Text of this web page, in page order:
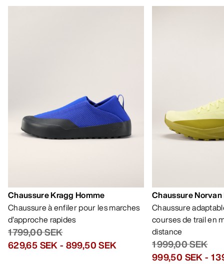
Chaussure Kragg Homme
Chaussure à enfiler pour les marches
d’approche rapides
1 799,00 SEK
629,65 SEK- 899,50 SEK
Chaussure
Chaussure
courses de trail en
distance
1 999,00 SEK
999,50 SEK- 1